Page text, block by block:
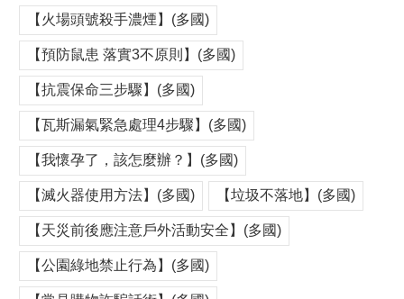
【火場頭號殺手濃煙】(多國)
【預防鼠患 落實3不原則】(多國)
【抗震保命三步驟】(多國)
【瓦斯漏氣緊急處理4步驟】(多國)
【我懷孕了，該怎麼辦？】(多國)
【滅火器使用方法】(多國) 【垃圾不落地】(多國)
【天災前後應注意戶外活動安全】(多國)
【公園綠地禁止行為】(多國)